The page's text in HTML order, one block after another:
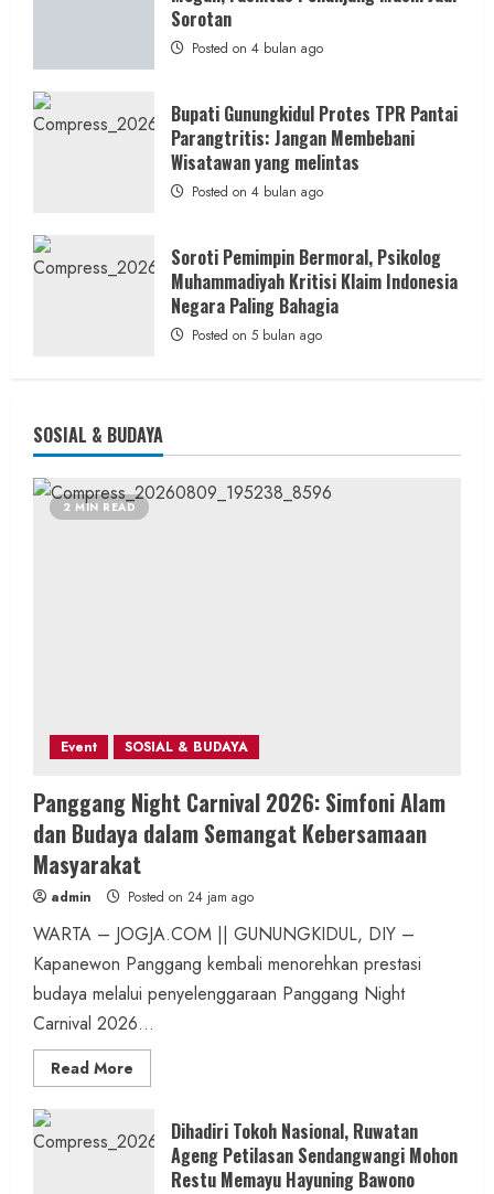
PWRI
Minta
Resmi
Sorotan
Posted on 4 bulan ago
Bupati Gunungkidul Protes TPR Pantai
Parangtritis: Jangan Membebani
Wisatawan yang melintas
Posted on 4 bulan ago
Soroti Pemimpin Bermoral, Psikolog
Muhammadiyah Kritisi Klaim Indonesia
Negara Paling Bahagia
Posted on 5 bulan ago
SOSIAL & BUDAYA
2 MIN READ
Event SOSIAL & BUDAYA
Panggang Night Carnival 2026: Simfoni Alam
dan Budaya dalam Semangat Kebersamaan
Masyarakat
admin Posted on 24 jam ago
WARTA – JOGJA.COM || GUNUNGKIDUL, DIY –
Kapanewon Panggang kembali menorehkan prestasi
budaya melalui penyelenggaraan Panggang Night
Carnival 2026...
Read More
more
Night
Carnival
2026:
Simfoni
Dihadiri Tokoh Nasional, Ruwatan
Ageng Petilasan Sendangwangi Mohon
Restu Memayu Hayuning Bawono